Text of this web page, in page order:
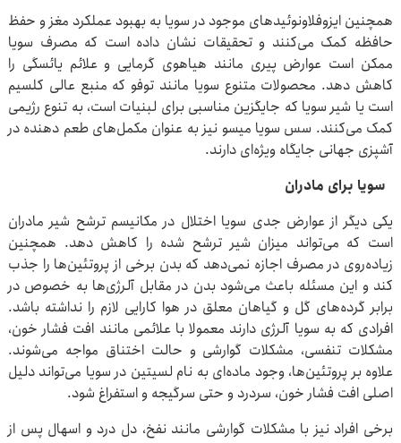
همچنین ایزوفلاونوئیدهای موجود در سویا به بهبود عملکرد مغز و حفظ
حافظه کمک می‌کنند و تحقیقات نشان داده است که مصرف سویا
ممکن است عوارض پیری مانند هیاهوی گرمایی و علائم یائسگی را
کاهش دهد. محصولات متنوع سویا مانند توفو که منبع عالی کلسیم
است یا شیر سویا که جایگزین مناسبی برای لبنیات است، به تنوع رژیمی
کمک می‌کنند. سس سویا میسو نیز به عنوان مکمل‌های طعم دهنده در
آشپزی جهانی جایگاه ویژه‌ای دارند.
سویا برای مادران
یکی دیگر از عوارض جدی سویا اختلال در مکانیسم ترشح شیر مادران
است که می‌تواند میزان شیر ترشح شده را کاهش دهد. همچنین
زیاده‌روی در مصرف اجازه نمی‌دهد که بدن برخی از پروتئین‌ها را جذب
کند و این مسئله باعث می‌شود بدن در مقابل آلرژی‌ها به خصوص در
برابر گرده‌های گل و گیاهان معلق در هوا کارایی لازم را نداشته باشد.
افرادی که به سویا آلرژی دارند معمولا با علائمی مانند افت فشار خون،
مشکلات تنفسی، مشکلات گوارشی و حالت اختناق مواجه می‌شوند.
علاوه بر پروتئین‌ها، وجود ماده‌ای به نام لسیتین در سویا می‌تواند دلیل
اصلی افت فشار خون، سردرد و حتی سرگیجه و استفراغ شود.
برخی افراد نیز با مشکلات گوارشی مانند نفخ، دل درد و اسهال پس از